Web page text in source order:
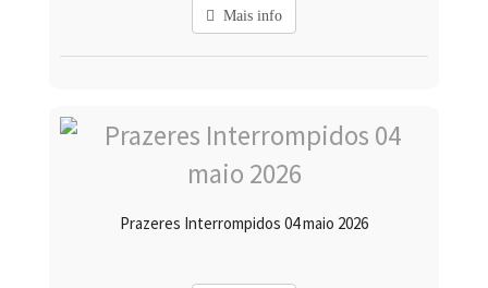
Mais info
Prazeres Interrompidos 04 maio 2026